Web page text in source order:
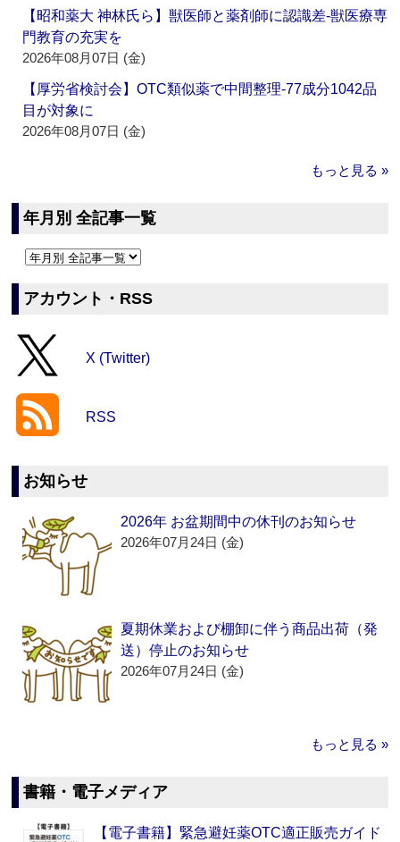
【昭和薬大 神林氏ら】獣医師と薬剤師に認識差‐獣医療専
門教育の充実を
2026年08月07日 (金)
【厚労省検討会】OTC類似薬で中間整理‐77成分1042品
目が対象に
2026年08月07日 (金)
もっと見る »
年月別 全記事一覧
アカウント・RSS
X (Twitter)
RSS
お知らせ
2026年 お盆期間中の休刊のお知らせ
2026年07月24日 (金)
夏期休業および棚卸に伴う商品出荷（発
送）停止のお知らせ
2026年07月24日 (金)
もっと見る »
書籍・電子メディア
【電子書籍】緊急避妊薬OTC適正販売ガイド